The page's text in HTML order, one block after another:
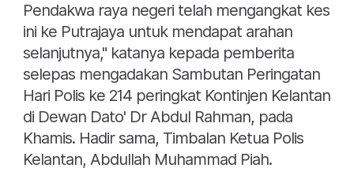
Pendakwa raya negeri telah mengangkat kes
ini ke Putrajaya untuk mendapat arahan
selanjutnya," katanya kepada pemberita
selepas mengadakan Sambutan Peringatan
Hari Polis ke 214 peringkat Kontinjen Kelantan
di Dewan Dato' Dr Abdul Rahman, pada
Khamis. Hadir sama, Timbalan Ketua Polis
Kelantan, Abdullah Muhammad Piah.